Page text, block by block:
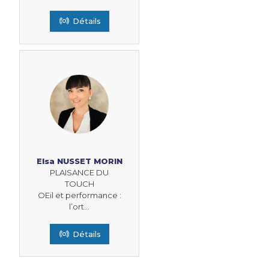
Détails
Elsa NUSSET MORIN
PLAISANCE DU
TOUCH
OEil et performance :
l’ort...
Détails